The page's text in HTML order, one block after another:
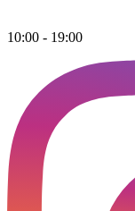
10:00 - 19:00